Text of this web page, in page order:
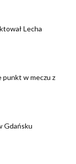
Lecha
punkt w meczu z
Gdańsku